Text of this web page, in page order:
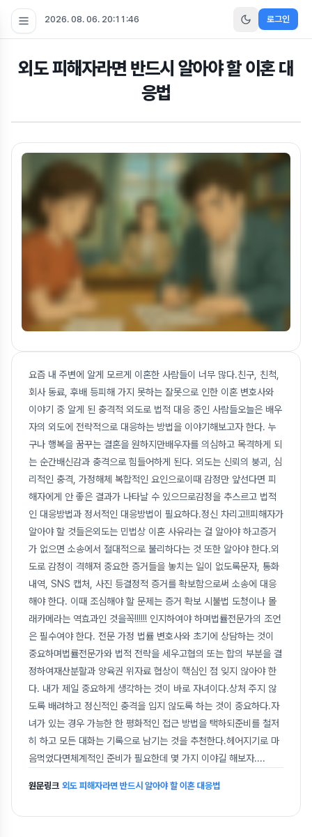
2026. 08. 06. 20:11:46 로그인
외도 피해자라면 반드시 알아야 할 이혼 대
응법
요즘 내 주변에 알게 모르게 이혼한 사람들이 너무 많다.친구, 친척,
회사 동료, 후배 등피해 가지 못하는 잘못으로 인한 이혼 변호사와
이야기 중 알게 된 충격적 외도로 법적 대응 중인 사람들오늘은 배우
자의 외도에 전략적으로 대응하는 방법을 이야기해보고자 한다. 누
구나 행복을 꿈꾸는 결혼을 원하지만배우자를 의심하고 목격하게 되
는 순간배신감과 충격으로 힘들어하게 된다. 외도는 신뢰의 붕괴, 심
리적인 충격, 가정해체 복합적인 요인으로이때 감정만 앞선다면 피
해자에게 안 좋은 결과가 나타날 수 있으므로감정을 추스르고 법적
인 대응방법과 정서적인 대응방법이 필요하다.정신 차리고!!피해자가
알아야 할 것들은외도는 민법상 이혼 사유라는 걸 알아야 하고증거
가 없으면 소송에서 절대적으로 불리하다는 것 또한 알아야 한다.외
도로 감정이 격해져 중요한 증거들을 놓치는 일이 없도록문자, 통화
내역, SNS 캡처, 사진 등결정적 증거를 확보함으로써 소송에 대응
해야 한다. 이때 조심해야 할 문제는 증거 확보 시불법 도청이나 몰
래카메라는 역효과인 것을꼭!!!!!! 인지하여야 하며법률전문가의 조언
은 필수여야 한다. 전문 가정 법률 변호사와 초기에 상담하는 것이
중요하며법률전문가와 법적 전략을 세우고협의 또는 합의 부분을 결
정하여재산분할과 양육권 위자료 협상이 핵심인 점 잊지 않아야 한
다. 내가 제일 중요하게 생각하는 것이 바로 자녀이다.상처 주지 않
도록 배려하고 정신적인 충격을 입지 않도록 하는 것이 중요하다.자
녀가 있는 경우 가능한 한 평화적인 접근 방법을 택하되준비를 철저
히 하고 모든 대화는 기록으로 남기는 것을 추천한다.헤어지기로 마
음먹었다면체계적인 준비가 필요한데 몇 가지 이야길 해보자....
원문링크 외도 피해자라면 반드시 알아야 할 이혼 대응법